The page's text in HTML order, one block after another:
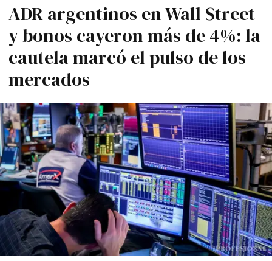
ADR argentinos en Wall Street
y bonos cayeron más de 4%: la
cautela marcó el pulso de los
mercados